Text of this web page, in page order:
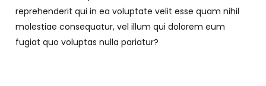
reprehenderit qui in ea voluptate velit esse quam nihil
molestiae consequatur, vel illum qui dolorem eum
fugiat quo voluptas nulla pariatur?